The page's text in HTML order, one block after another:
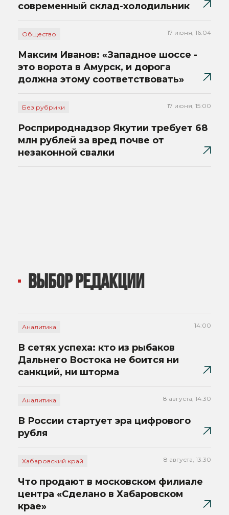
современный склад-холодильник
Общество 17 июня, 16:04
Максим Иванов: «Западное шоссе -
это ворота в Амурск, и дорога
должна этому соответствовать»
Без рубрики 17 июня, 15:00
Росприроднадзор Якутии требует 68
млн рублей за вред почве от
незаконной свалки
ВЫБОР РЕДАКЦИИ
Аналитика 14:00
В сетях успеха: кто из рыбаков
Дальнего Востока не боится ни
санкций, ни шторма
Аналитика 8 августа, 14:30
В России стартует эра цифрового
рубля
Хабаровский край 8 августа, 13:30
Что продают в московском филиале
центра «Сделано в Хабаровском
крае»